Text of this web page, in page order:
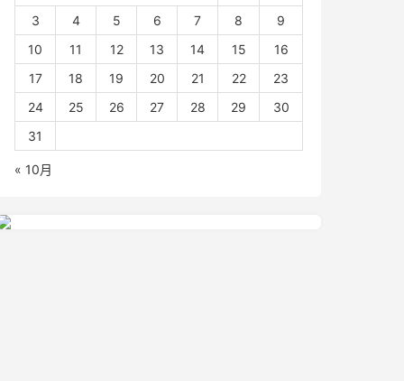
3
4 5 6 7 8
9
10
11 12 13 14 15
16
17
18 19 20 21 22
23
24
25 26 27 28 29
30
31
« 10月